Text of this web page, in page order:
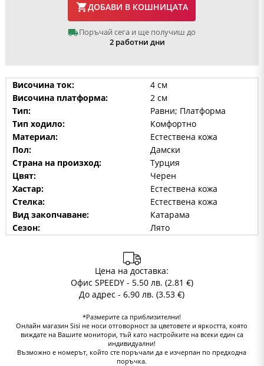
ДОБАВИ В КОШНИЦАТА
Поръчай сега и ще получиш до
2 работни дни
Височина ток:
4 см
Височина платформа:
2 см
Тип:
Равни; Платформа
Тип ходило:
Комфортно
Материал:
Естествена кожа
Пол:
Дамски
Страна на произход:
Турция
Цвят:
Черен
Хастар:
Естествена кожа
Стелка:
Естествена кожа
Вид закопчаване:
Катарама
Сезон:
Лято
Цена на доставка:
Офис SPEEDY - 5.50 лв. (2.81 €)
До адрес - 6.90 лв. (3.53 €)
*Размерите са приблизителни!
Онлайн магазин Sisi не носи отговорност за цветовете и яркостта, която
виждате на Вашите монитори, тъй като настройките на всеки един са
индивидуални!
Възможно е номерът, който сте поръчали да е изчерпан по предходна
поръчка.